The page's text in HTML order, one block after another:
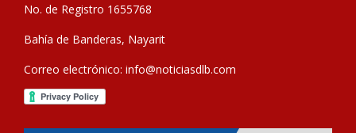
No. de Registro 1655768
Bahía de Banderas, Nayarit
Correo electrónico: info@noticiasdlb.com